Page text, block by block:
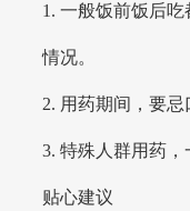
1. 一般饭前饭后
情况。
2. 用药期间，要忌
3. 特殊人群用药，
贴心建议